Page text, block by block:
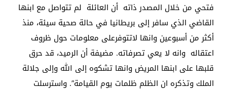
فتحي من خلال المصدر ذاته أن العائلة لم تتواصل مع ابنها
القاضي الذي سافر إلى بريطانيا في حالة صحية سيئة، منذ
أكثر من أسبوعين وانها لاتتوفرعلى معلومات حول ظروف
اعتقاله وانه لا يعي تصرفاته. مضيفة أن الرميد، قد حرق
قلبها على ابنها المريض وانها تشكوه إلى الله وإلى جلالة
الملك وتذكره ان الظلم ظلمات يوم القيامة”. واسترسلت